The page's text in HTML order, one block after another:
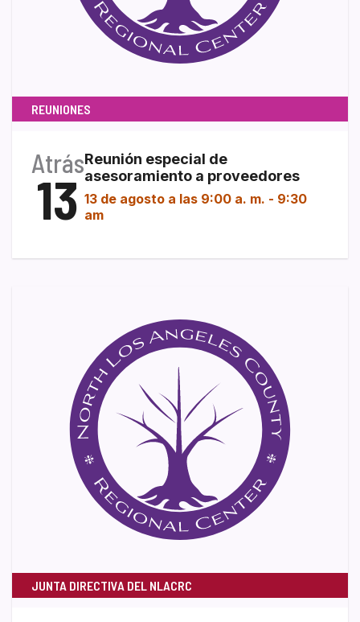
REUNIONES
Atrás
13
Reunión especial de
asesoramiento a proveedores
13 de agosto a las 9:00 a. m. - 9:30
am
JUNTA DIRECTIVA DEL NLACRC